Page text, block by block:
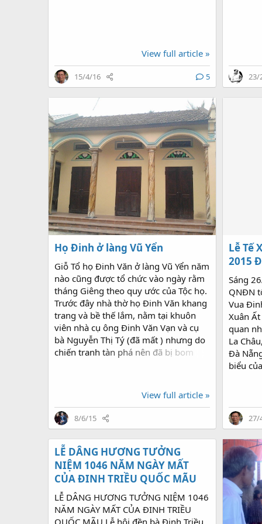
View full article »
15/4/16 5 23/
Họ Đinh ở làng Vũ Yển
Giỗ Tổ họ Đinh Văn ở làng Vũ Yển năm
nào cũng được tổ chức vào ngày rằm
tháng Giêng theo quy ước của Tộc họ.
Trước đây nhà thờ họ Đinh Văn khang
trang và bề thế lắm, nằm tại khuôn
viên nhà cụ ông Đinh Văn Vạn và cụ
bà Nguyễn Thị Tý (đã mất ) nhưng do
chiến tranh tàn phá nên đã bị bom
2012 trên một phần nền đất cũ tại
xóm Chùa khu 3 trong khuôn viên
nhà ông Đinh Văn Hạ (con trai thứ 2
của cụ Vạn, Tý) và bà Nguyễn Thị Liên.
Theo Gia phả để lại (bản gốc hiện
được lưu giữ tại nhà thờ) họ Đinh Văn
ở làng Vũ Yển đã có lịch sử lâu đời gần
400 năm, từ triều đại Hậu Lê. Nếu tính
từ đời thứ nhất là cụ Tổ ông Đinh Văn
Nhương với cụ Tổ bà Nguyễn Thị Tơn
cho đến nay dòng họ...
View full article »
8/6/15
Lễ Tế
2015
Sáng
QNĐN
Vua
Xuân
quan
La
Đà
biểu
tộc
Phú
Lai,
và Ban
Tây
nhận
Nguyễn
tướng
cháu
UBND
27/
LỄ DÂNG HƯƠNG TƯỞNG
NIỆM 1046 NĂM NGÀY MẤT
CỦA ĐINH TRIỀU QUỐC MÃU
LỄ DÂNG HƯƠNG TƯỞNG NIỆM 1046
NĂM NGÀY MẤT CỦA ĐINH TRIỀU